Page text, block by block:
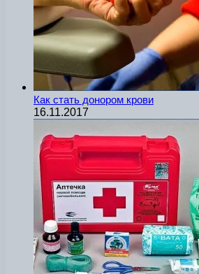
Как стать донором крови
16.11.2017